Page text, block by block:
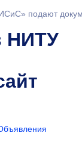
ине
подают
НИТУ